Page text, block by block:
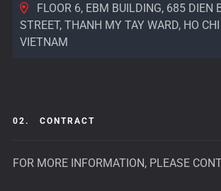
FLOOR 6, EBM BUILDING, 685 DIEN
STREET, THANH MY TAY WARD, HO
VIETNAM
02. CONTRACT
FOR MORE INFORMATION, PLEASE